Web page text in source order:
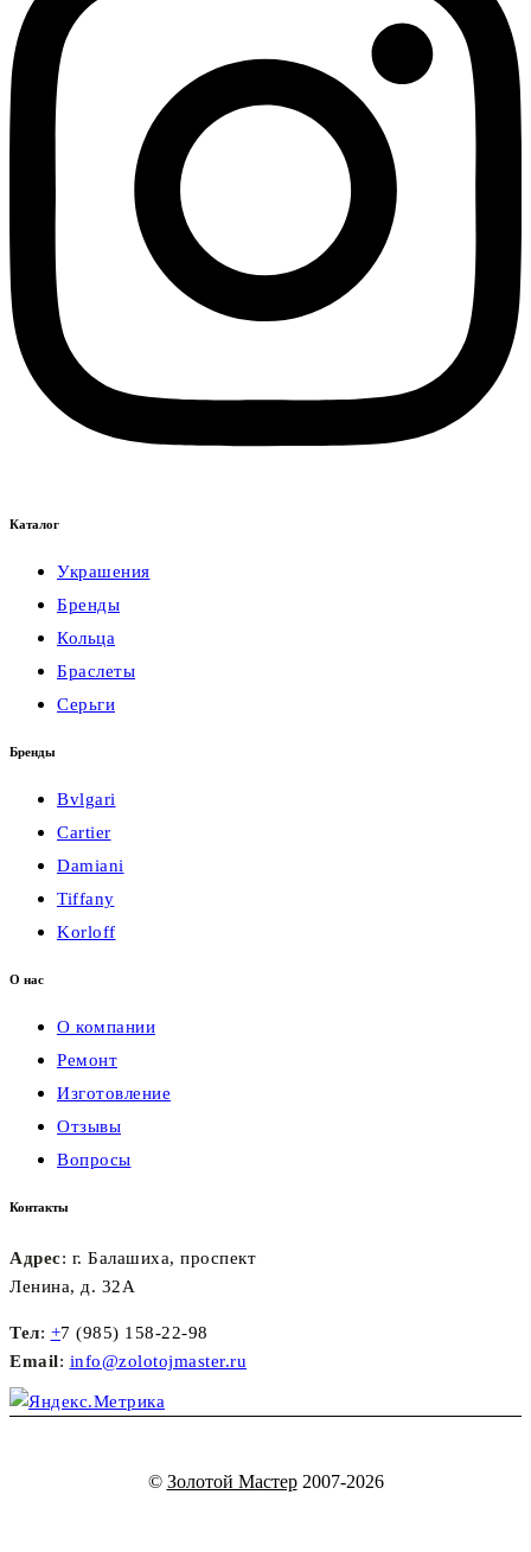
Каталог
Украшения
Бренды
Кольца
Браслеты
Серьги
Бренды
Bvlgari
Cartier
Damiani
Tiffany
Korloff
О нас
О компании
Ремонт
Изготовление
Отзывы
Вопросы
Контакты
Адрес: г. Балашиха, проспект
Ленина, д. 32А
Тел: +7 (985) 158-22-98
Email: info@zolotojmaster.ru
© Золотой Мастер2007-2026